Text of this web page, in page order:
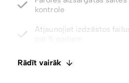
Rādīt vairāk
Atjaunojiet izdzēstos
pat 5 gadiem
Integrēts E-paraksts.